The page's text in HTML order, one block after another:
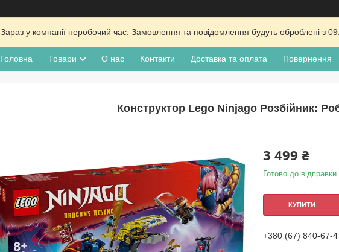
Зараз у компанії неробочий час. Замовлення та повідомлення будуть оброблені з
Головна Товари О нас Контакти Доставка та оплата Повернення
Конструктор Lego Ninjago Розбійник:
3 499 ₴
Готово до відправки
КУПИТИ
+380 (67) 840-67-